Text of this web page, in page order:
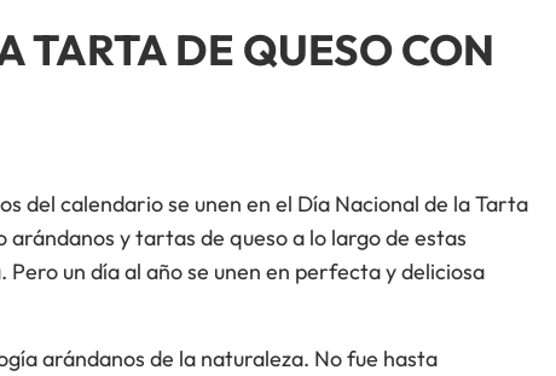
TARTA DE QUESO CON
del calendario se unen en el Día Nacional de la Tarta
y tartas de queso a lo largo de estas
un día al año se unen en perfecta y deliciosa
arándanos de la naturaleza. No fue hasta